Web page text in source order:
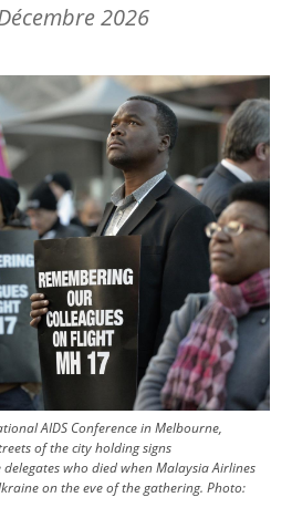
2026
AIDS Conference in Melbourne,
of the city holding signs
who died when Malaysia Airlines
on the eve of the gathering. Photo: